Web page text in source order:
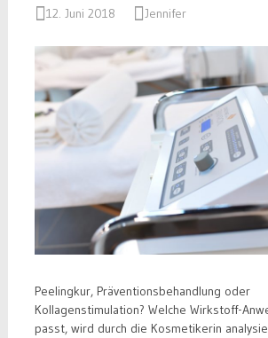
12. Juni 2018 Jennifer
Peelingkur, Präventionsbehandlung oder
Kollagenstimulation? Welche Wirkstoff-
passt, wird durch die Kosmetikerin